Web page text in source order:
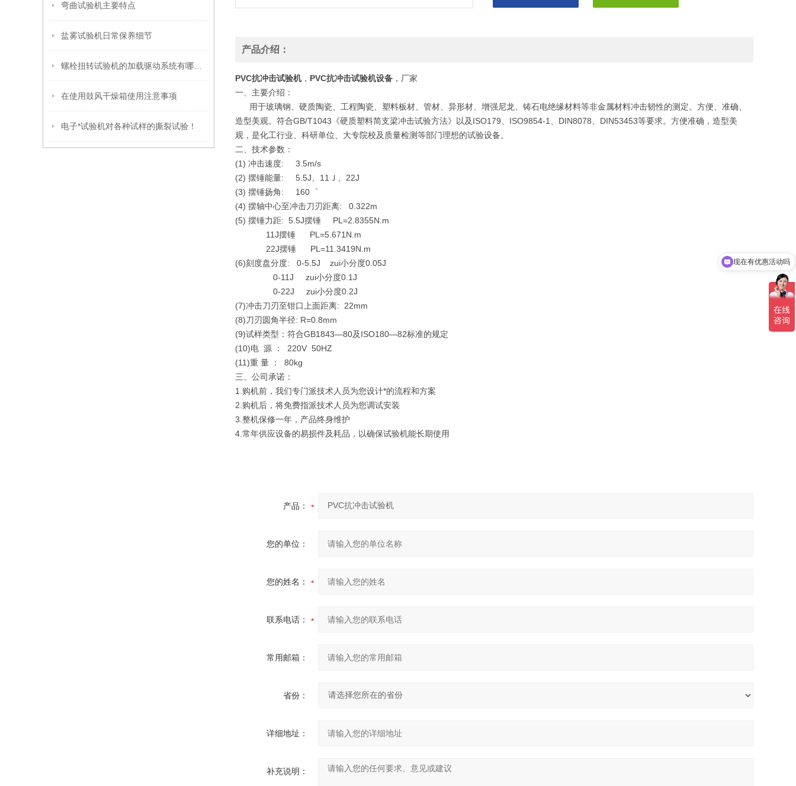
弯曲试验机主要特点
盐雾试验机日常保养细节
在使用鼓风干燥箱使用注意事项
电子*试验机对各种试样的撕裂试验！
产品介绍：
PVC抗冲击试验机， PVC抗冲击试验机设备 ，厂家
一、 主要介绍：
用于玻璃钢、硬质陶瓷、工程陶瓷、塑料板材、管材、异形材、增强尼龙、铸石电绝缘材料等非金属材料冲击韧性的测定。方便、准确、
造型美观。符合GB/T1043《硬质塑料简支梁冲击试验方法》以及ISO179、ISO9854-1、DIN8078、DIN53453等要求。方便准确，造型美
观，是化工行业、科研单位、大专院校及质量检测等部门理想的试验设备。
二、 技术参数：
(1) 冲击速度: 3.5m/s
(2) 摆锤能量: 5.5J、11Ｊ、22J
(3) 摆锤扬角: 160゜
(4) 摆轴中心至冲击刀刃距离: 0.322m
(5) 摆锤力距: 5.5J摆锤 PL=2.8355N.m
11J摆锤 PL=5.671N.m
22J摆锤 PL=11.3419N.m
(6)刻度盘分度: 0-5.5J zui小分度0.05J
0-11J zui小分度0.1J
0-22J zui小分度0.2J
(7)冲击刀刃至钳口上面距离: 22mm
(8)刀刃圆角半径: R=0.8mm
(9)试样类型：符合GB1843—80及ISO180—82标准的规定
(10)电 源 ： 220V 50HZ
(11)重 量 ： 80kg
三、 公司承诺：
1.购机前，我们专门派技术人员为您设计*的流程和方案
2.购机后，将免费指派技术人员为您调试安装
3.整机保修一年，产品终身维护
4.常年供应设备的易损件及耗品，以确保试验机能长期使用
产品：
您的单位：
您的姓名：
联系电话：
常用邮箱：
省份：
详细地址：
补充说明：
现在有优惠活动吗